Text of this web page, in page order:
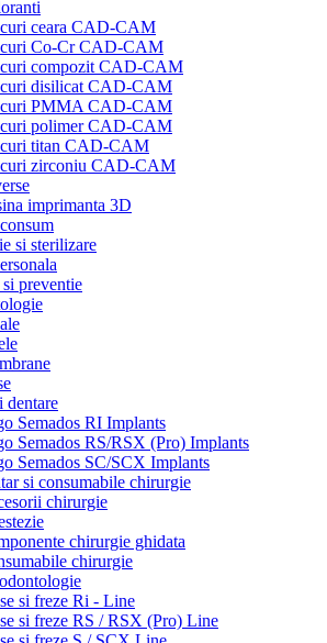
ceara CAD-CAM
Co-Cr CAD-CAM
compozit CAD-CAM
disilicat CAD-CAM
PMMA CAD-CAM
polimer CAD-CAM
titan CAD-CAM
zirconiu CAD-CAM
imprimanta 3D
si sterilizare
preventie
dentare
Semados RI Implants
Semados RS/RSX (Pro) Implants
Semados SC/SCX Implants
si consumabile chirurgie
chirurgie
chirurgie ghidata
chirurgie
si freze Ri - Line
si freze RS / RSX (Pro) Line